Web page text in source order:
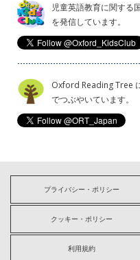
児童英語教育に関する
を発信しています。
Oxford Reading Tree
でつぶやいています。
プライバシー・ポリシー
クッキー・ポリシー
利用規約